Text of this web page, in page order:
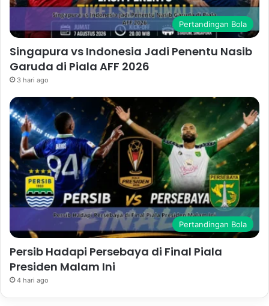
Pertandingan Bola
Singapura vs Indonesia Jadi Penentu Nasib
Garuda di Piala AFF 2026
3 hari ago
Pertandingan Bola
Persib Hadapi Persebaya di Final Piala
Presiden Malam Ini
4 hari ago